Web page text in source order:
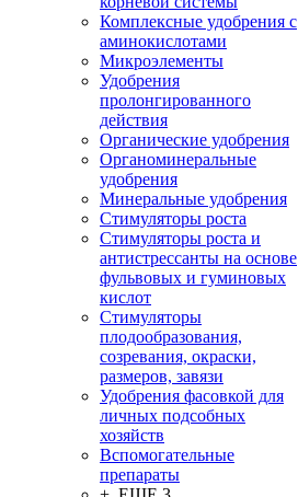
Комплексные удобрения с
аминокислотами
Микроэлементы
Удобрения
пролонгированного
действия
Органические удобрения
Органоминеральные
удобрения
Минеральные удобрения
Стимуляторы роста
Стимуляторы роста и
антистрессанты на основе
фульвовых и гуминовых
кислот
Стимуляторы
плодообразования,
созревания, окраски,
размеров, завязи
Удобрения фасовкой для
личных подсобных
хозяйств
Вспомогательные
препараты